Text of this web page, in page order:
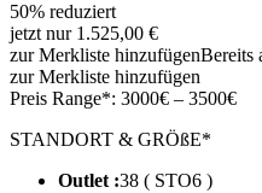
50% reduziert
jetzt nur 1.525,00 €
zur Merkliste hinzufügenBereits
zur Merkliste hinzufügen
Preis Range*: 3000€ – 3500€
STANDORT & GRÖßE*
Outlet :38 ( STO6 )